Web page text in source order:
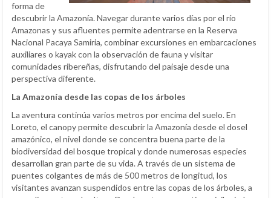
forma de
descubrir la Amazonía. Navegar durante varios días por el río
Amazonas y sus afluentes permite adentrarse en la Reserva
Nacional Pacaya Samiria, combinar excursiones en embarcaciones
auxiliares o kayak con la observación de fauna y visitar
comunidades ribereñas, disfrutando del paisaje desde una
perspectiva diferente.
La Amazonía desde las copas de los árboles
La aventura continúa varios metros por encima del suelo. En
Loreto, el canopy permite descubrir la Amazonía desde el dosel
amazónico, el nivel donde se concentra buena parte de la
biodiversidad del bosque tropical y donde numerosas especies
desarrollan gran parte de su vida. A través de un sistema de
puentes colgantes de más de 500 metros de longitud, los
visitantes avanzan suspendidos entre las copas de los árboles, a